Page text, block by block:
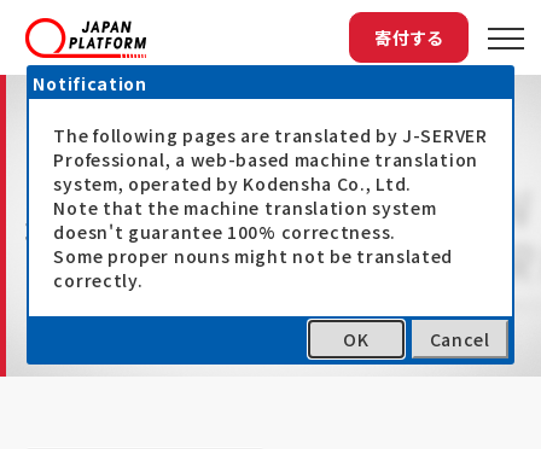
寄付する
最新情報
Notification
The following pages are translated by J-SERVER
Professional, a web-based machine translation
system, operated by Kodensha Co., Ltd.
Note that the machine translation system
doesn't guarantee 100% correctness.
Some proper nouns might not be translated
correctly.
OK Cancel